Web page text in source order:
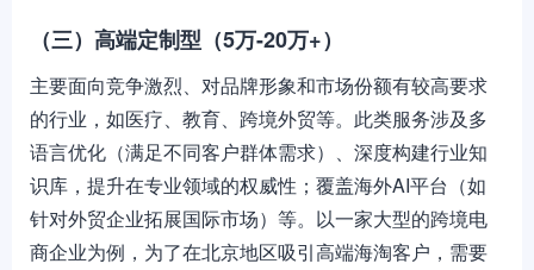
（三）高端定制型（5万-20万+）
主要面向竞争激烈、对品牌形象和市场份额有较高要求
的行业，如医疗、教育、跨境外贸等。此类服务涉及多
语言优化（满足不同客户群体需求）、深度构建行业知
识库，提升在专业领域的权威性；覆盖海外AI平台（如
针对外贸企业拓展国际市场）等。以一家大型的跨境电
商企业为例，为了在北京地区吸引高端海淘客户，需要